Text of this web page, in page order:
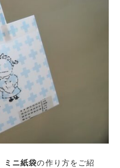
ミニ紙袋の作り方をご紹